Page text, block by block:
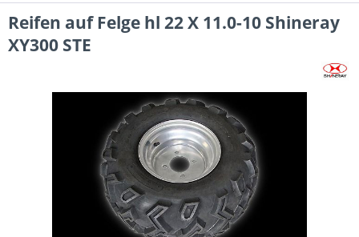
Reifen auf Felge hl 22 X 11.0-10 Shineray
XY300 STE